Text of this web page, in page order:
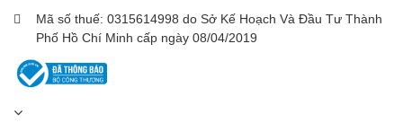
Mã số thuế: 0315614998 do Sở Kế Hoạch Và Đầu Tư Thành
Phố Hồ Chí Minh cấp ngày 08/04/2019